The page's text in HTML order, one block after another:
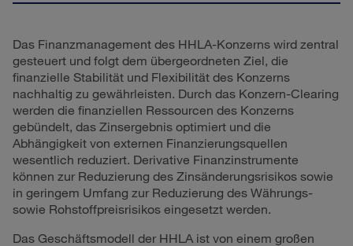
Das Finanzmanagement des HHLA-Konzerns wird zentral
gesteuert und folgt dem übergeordneten Ziel, die
finanzielle Stabilität und Flexibilität des Konzerns
nachhaltig zu gewährleisten. Durch das Konzern-Clearing
werden die finanziellen Ressourcen des Konzerns
gebündelt, das Zinsergebnis optimiert und die
Abhängigkeit von externen Finanzierungsquellen
wesentlich reduziert. Derivative Finanzinstrumente
können zur Reduzierung des Zinsänderungsrisikos sowie
in geringem Umfang zur Reduzierung des Währungs-
sowie Rohstoffpreisrisikos eingesetzt werden.
Das Geschäftsmodell der HHLA ist von einem großen